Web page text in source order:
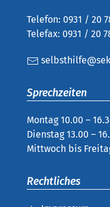
Telefon: 0931 / 20
Telefax: 0931 / 20
Sprechzeiten
Montag 10.00 –
Dienstag 13.00 –
Mittwoch bis
Rechtliches